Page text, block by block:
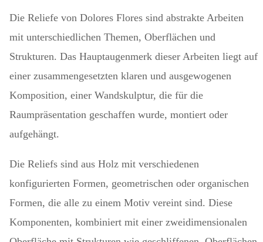
Die Reliefe von Dolores Flores sind abstrakte Arbeiten
mit unterschiedlichen Themen, Oberflächen und
Strukturen. Das Hauptaugenmerk dieser Arbeiten liegt auf
einer zusammengesetzten klaren und ausgewogenen
Komposition, einer Wandskulptur, die für die
Raumpräsentation geschaffen wurde, montiert oder
aufgehängt.
Die Reliefs sind aus Holz mit verschiedenen
konfigurierten Formen, geometrischen oder organischen
Formen, die alle zu einem Motiv vereint sind. Diese
Komponenten, kombiniert mit einer zweidimensionalen